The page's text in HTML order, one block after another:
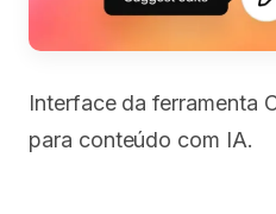
Interface da ferramenta
para conteúdo com IA.